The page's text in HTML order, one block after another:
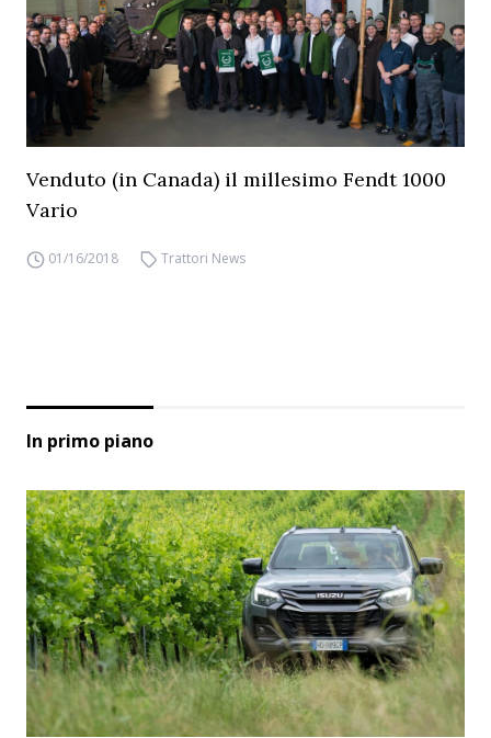
Venduto (in Canada) il millesimo Fendt 1000
Vario
01/16/2018 Trattori News
In primo piano